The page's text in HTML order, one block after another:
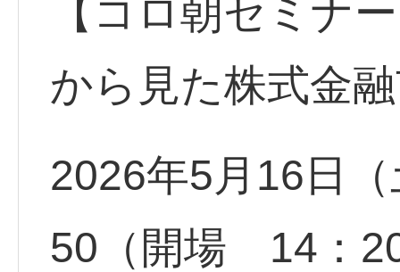
【コロ朝セミナ
から見た株式金
2026年5月16日
50（開場 14：